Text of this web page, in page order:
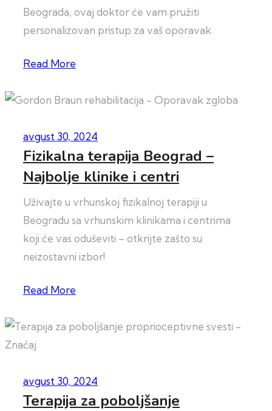
Beograda, ovaj doktor će vam pružiti
personalizovan pristup za vaš oporavak.
Read More
avgust 30, 2024
Fizikalna terapija Beograd –
Najbolje klinike i centri
Uživajte u vrhunskoj fizikalnoj terapiji u
Beogradu sa vrhunskim klinikama i centrima
koji će vas oduševiti – otkrijte zašto su
neizostavni izbor!
Read More
avgust 30, 2024
Terapija za poboljšanje